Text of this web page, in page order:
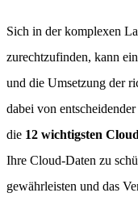
Sich in der komplexen
zurechtzufinden, kann
und die Umsetzung der
dabei von
die 12 wichtigsten
Ihre Cloud-Daten zu
gewährleisten und das